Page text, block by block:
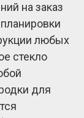
на заказ
любых
стекло
для